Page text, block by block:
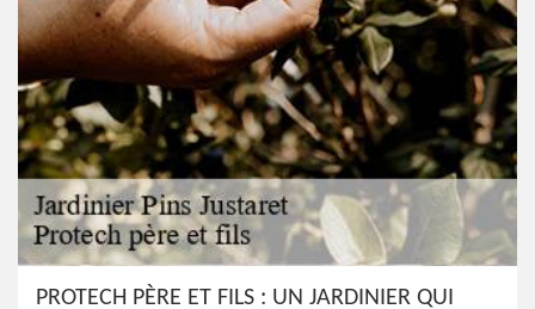
PROTECH PÈRE ET FILS : UN JARDINIER QUI